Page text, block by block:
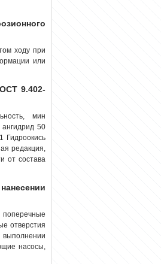
ходу при
или
9.402-
мин
50
Гидроокись
редакция,
от состава
поперечные
отверстия
насосы,